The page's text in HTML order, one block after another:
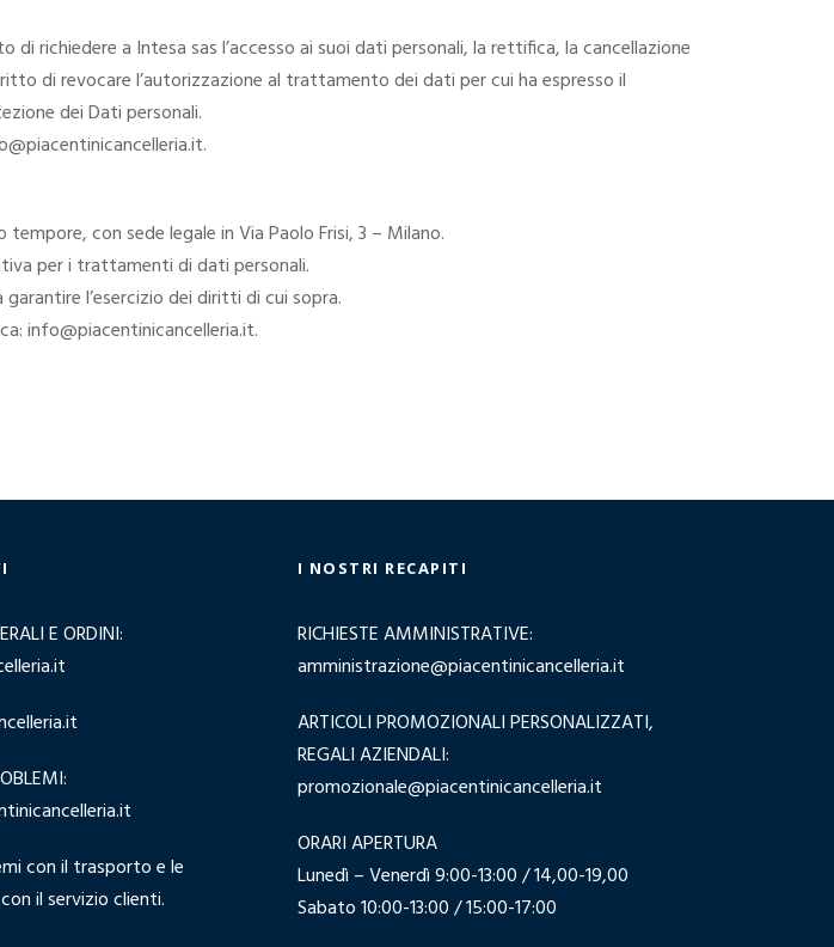
di richiedere a Intesa sas l’accesso ai suoi dati personali, la rettifica, la cancellazione
di revocare l’autorizzazione al trattamento dei dati per cui ha espresso il
dei Dati personali.
con sede legale in Via Paolo Frisi, 3 – Milano.
per i trattamenti di dati personali.
l’esercizio dei diritti di cui sopra.
info@piacentinicancelleria.it.
E ORDINI:
con il trasporto e le
il servizio clienti.
I NOSTRI RECAPITI
RICHIESTE AMMINISTRATIVE:
amministrazione@piacentinicancelleria.it
ARTICOLI PROMOZIONALI PERSONALIZZATI,
REGALI AZIENDALI:
promozionale@piacentinicancelleria.it
ORARI APERTURA
Lunedì – Venerdì 9:00-13:00 / 14,00-19,00
Sabato 10:00-13:00 / 15:00-17:00